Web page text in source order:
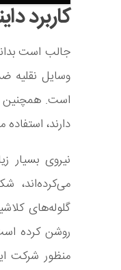
کاربرد
جالب است
وسایل نقلیه
است. همچنین
دارند،
نیروی بسیار
می‌کرده‌اند،
روشن کرده
منظور شرکت